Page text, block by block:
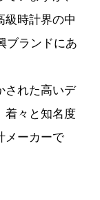
級時計界の中
ブランドにあ
された高いデ
着々と知名度
メーカーで